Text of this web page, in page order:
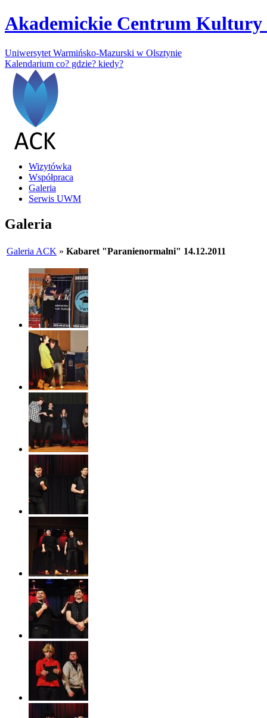
Akademickie Centrum
Uniwersytet Warmińsko-Mazurski w Olsztynie
Kalendarium co? gdzie? kiedy?
Wizytówka
Współpraca
Galeria
Serwis UWM
Galeria
Galeria ACK » Kabaret "Paranienormalni" 14.12.2011